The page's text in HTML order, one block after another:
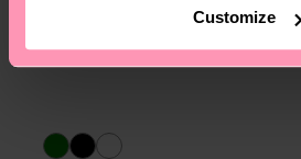
Customize